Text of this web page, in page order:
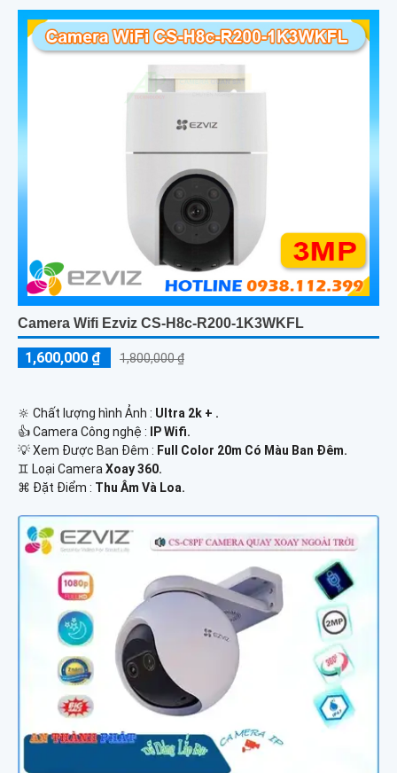
Camera Wifi Ezviz CS-H8c-R200-1K3WKFL
1,600,000 ₫ 1,800,000 ₫
🔆 Chất lượng hình Ảnh : Ultra 2k + .
👍 Camera Công nghệ :
IP Wifi.
💡 Xem Được Ban Đêm : Full Color 20m Có Màu Ban Ðêm.
♊ Loại CameraXoay 360.
️⌘ Đặt Điểm : Thu Âm Và Loa.